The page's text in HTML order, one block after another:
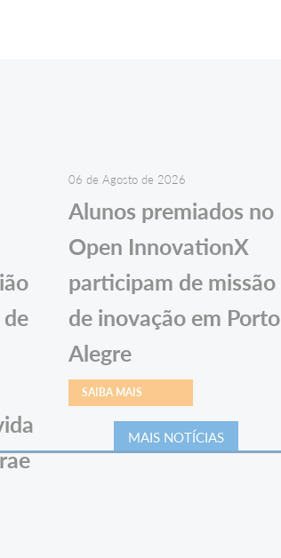
06 de Agosto de 2026
Alunos premiados no
Open InnovationX
participam de missão
de inovação em Porto
Alegre
SAIBA MAIS
MAIS NOTÍCIAS